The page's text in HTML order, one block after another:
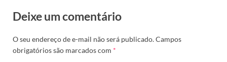
Deixe um comentário
O seu endereço de e-mail não será publicado.Campos
obrigatórios são marcados com *